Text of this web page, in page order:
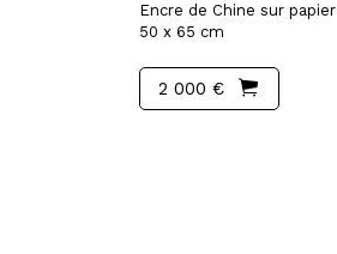
Encre de Chine sur papier
50 x 65 cm
2 000 €